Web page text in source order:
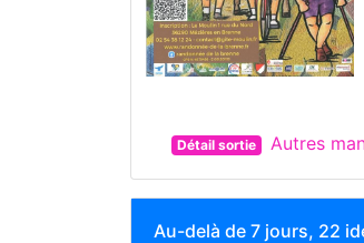
Détail sortie Autres
Au-delà de 7 jours, 22